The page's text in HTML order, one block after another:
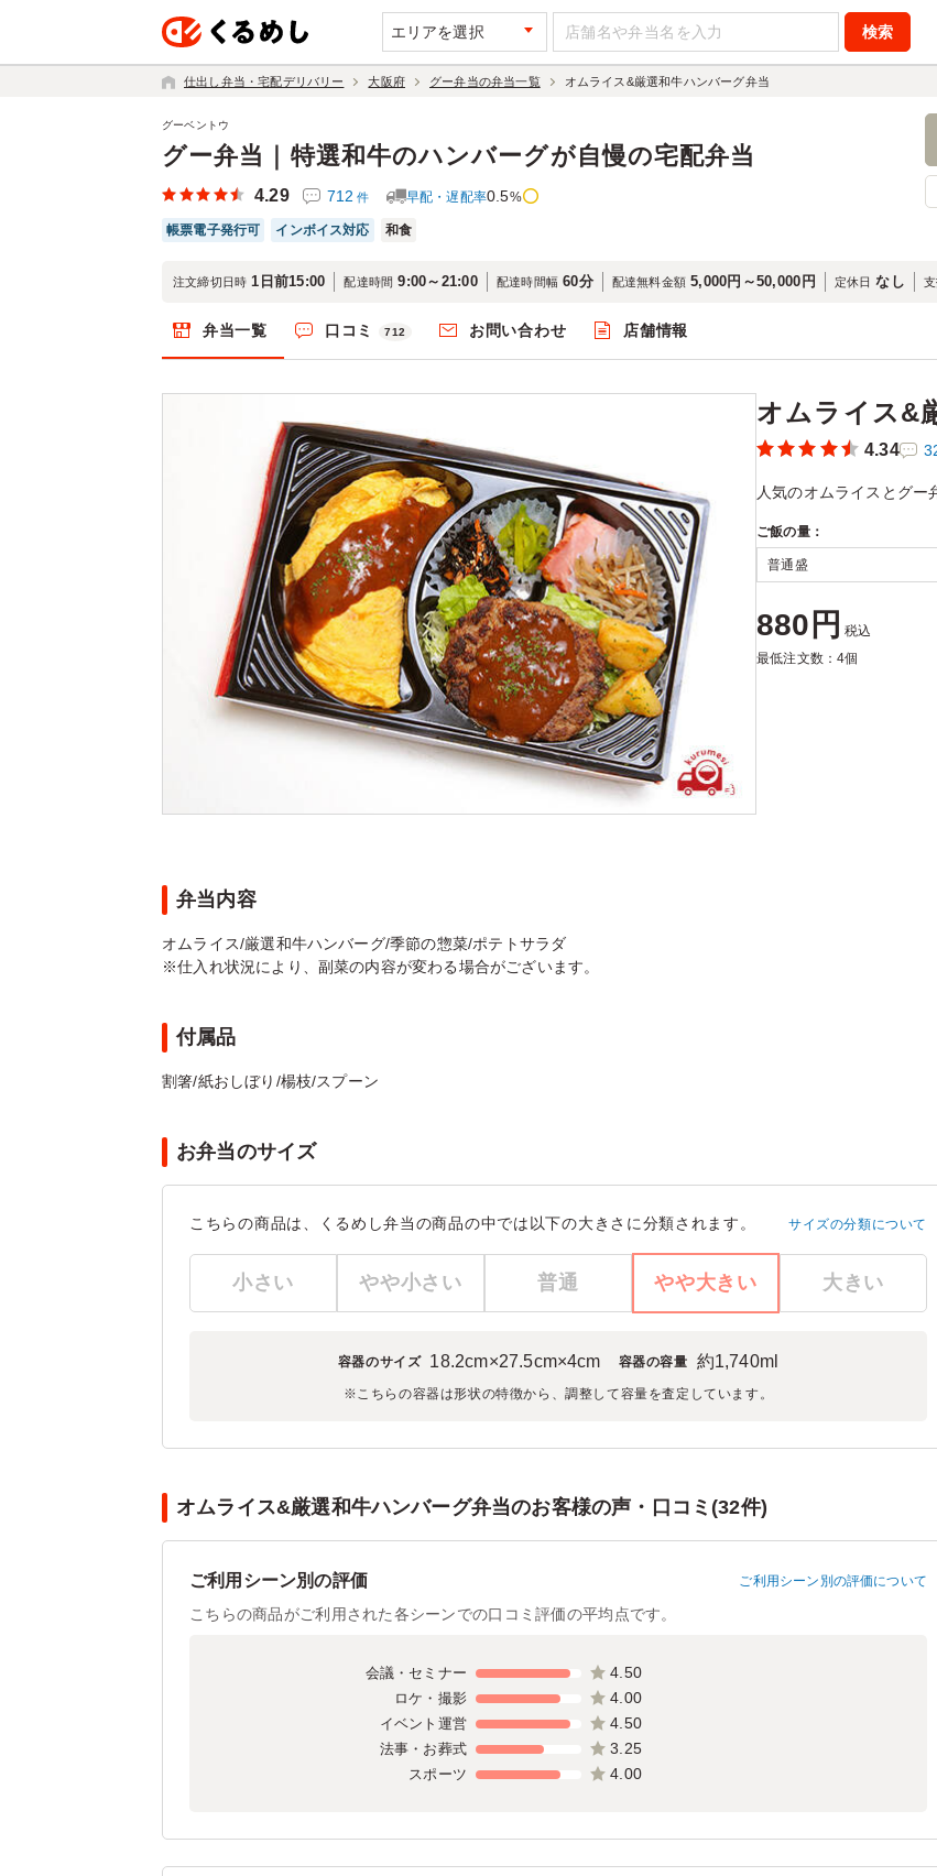
エリアを選択
仕出し弁当・宅配デリバリー 大阪府 グー弁当の弁当一覧 オムライス&厳選和牛ハンバーグ弁当
グー弁当｜特選和牛のハンバーグが自慢の宅配弁当
グーベントウ
4.29 712 件 早配・遅配率0.5%
帳票電子発行可 インボイス対応 和食
注文締切日時 1日前15:00 配達時間 9:00～21:00 配達時間幅 60分 配達無料金額 5,000円～50,000円 定休日 なし
弁当一覧 口コミ 712 お問い合わせ 店舗情報
オムライス&
4.34
人気のオムライスとグー
ご飯の量：
880円 税込
最低注文数：4個
弁当内容
オムライス/厳選和牛ハンバーグ/季節の惣菜/ポテトサラダ
※仕入れ状況により、副菜の内容が変わる場合がございます。
付属品
割箸/紙おしぼり/楊枝/スプーン
お弁当のサイズ
こちらの商品は、くるめし弁当の商品の中では以下の大きさに分類されます。 サイズの分類について
小さい やや小さい 普通 やや大きい 大きい
容器のサイズ 18.2cm×27.5cm×4cm 容器の容量 約1,740ml
※こちらの容器は形状の特徴から、調整して容量を査定しています。
オムライス&厳選和牛ハンバーグ弁当のお客様の声・口コミ(32件)
ご利用シーン別の評価 ご利用シーン別の評価について
こちらの商品がご利用された各シーンでの口コミ評価の平均点です。
会議・セミナー 4.50
ロケ・撮影 4.00
イベント運営 4.50
法事・お葬式 3.25
スポーツ 4.00